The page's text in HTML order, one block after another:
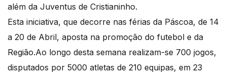
além da Juventus de Cristianinho.
Esta iniciativa, que decorre nas férias da Páscoa, de 14
a 20 de Abril, aposta na promoção do futebol e da
Região.Ao longo desta semana realizam-se 700 jogos,
disputados por 5000 atletas de 210 equipas, em 23